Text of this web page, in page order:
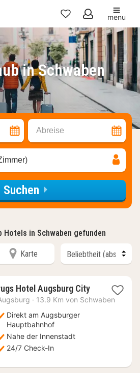
Meine
Favoriten
menu
in Schwaben
Abreise
Suchen
Hotels in Schwaben gefunden
Karte
Hotel Augsburg City1
Nacht
· 13.9 Km von Schwaben
Direkt am Augsburger
Hauptbahnhof
Nahe der Innenstadt
24/7 Check-In